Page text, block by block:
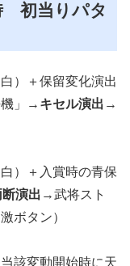
初当りパタ
）＋保留変化演出
機」→ キセル演出 →
）＋入賞時の青保
演出 →武将スト
ボタン）
該変動開始時に天